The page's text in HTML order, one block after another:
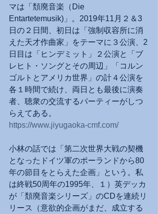
マは「頽廃音楽（Die
Entartetemusik)」。2019年11月２＆3
日の２日間、初日は「強制収容所に消
えた天才作曲家」をテーマに３公演、2
日目は「ヒンデミット」２公演と「ブ
レヒト・ソングとその周辺」「コルン
ゴルトとアメリカ世界」の計４公演を
各１時間で続け、両日とも最後に演奏
者、聴衆の交流するパーティーがしつ
らえてある。
https://www.jiyugaoka-cmf.com/
小林の話では「第二次世界大戦の契機
となったドイツ軍のポーランドから80
年の節目をとらえた企画」という。私
は終戦50周年の1995年、１）英デッカ
が「頽廃音楽シリーズ」のCDを連続リ
リース（意欲的企画がまだ、成立する